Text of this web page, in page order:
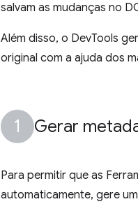
salvam as mudanças no
Além disso, o DevTools
original com a ajuda dos
Gerar
Para permitir que as
automaticamente, gere